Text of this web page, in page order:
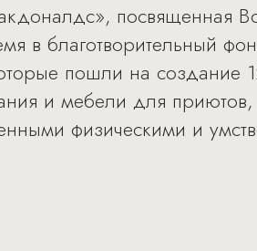
посвященная
в благотворительный
пошли на создание
и мебели для
физическими и